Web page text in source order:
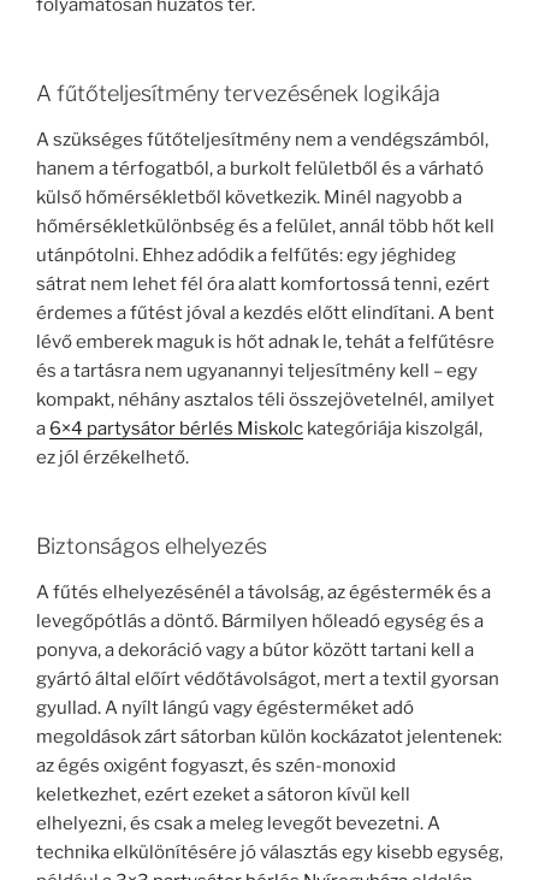
folyamatosan huzatos tér.
A fűtőteljesítmény tervezésének logikája
A szükséges fűtőteljesítmény nem a vendégszámból,
hanem a térfogatból, a burkolt felületből és a várható
külső hőmérsékletből következik. Minél nagyobb a
hőmérsékletkülönbség és a felület, annál több hőt kell
utánpótolni. Ehhez adódik a felfűtés: egy jéghideg
sátrat nem lehet fél óra alatt komfortossá tenni, ezért
érdemes a fűtést jóval a kezdés előtt elindítani. A bent
lévő emberek maguk is hőt adnak le, tehát a felfűtésre
és a tartásra nem ugyanannyi teljesítmény kell – egy
kompakt, néhány asztalos téli összejövetelnél, amilyet
a 6×4 partysátor bérlés Miskolc kategóriája kiszolgál,
ez jól érzékelhető.
Biztonságos elhelyezés
A fűtés elhelyezésénél a távolság, az égéstermék és a
levegőpótlás a döntő. Bármilyen hőleadó egység és a
ponyva, a dekoráció vagy a bútor között tartani kell a
gyártó által előírt védőtávolságot, mert a textil gyorsan
gyullad. A nyílt lángú vagy égésterméket adó
megoldások zárt sátorban külön kockázatot jelentenek:
az égés oxigént fogyaszt, és szén-monoxid
keletkezhet, ezért ezeket a sátoron kívül kell
elhelyezni, és csak a meleg levegőt bevezetni. A
technika elkülönítésére jó választás egy kisebb egység,